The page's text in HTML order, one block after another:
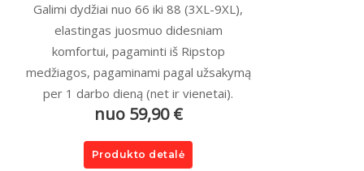
Galimi dydžiai nuo 66 iki 88 (3XL-9XL),
elastingas juosmuo didesniam
komfortui, pagaminti iš Ripstop
medžiagos, pagaminami pagal užsakymą
per 1 darbo dieną (net ir vienetai).
nuo 59,90 €
Produkto detalė